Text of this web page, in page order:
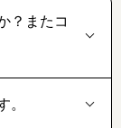
？またコ
。